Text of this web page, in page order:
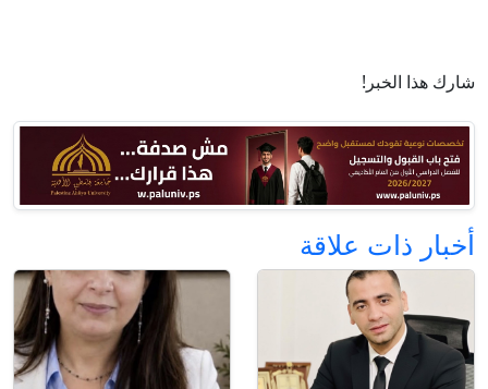
شارك هذا الخبر!
أخبار ذات علاقة